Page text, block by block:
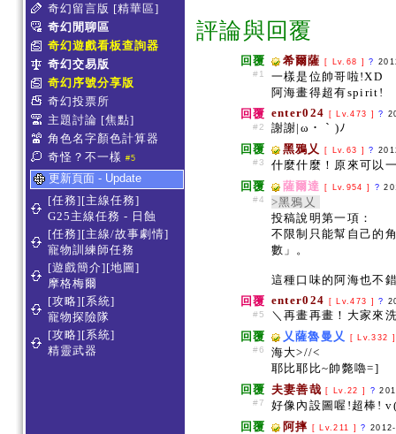
奇幻留言版 [精華區]
奇幻閒聊區
奇幻遊戲看板查詢器
奇幻交易版
奇幻序號分享版
奇幻投票所
主題討論 [焦點]
角色名字顏色計算器
奇怪？不一樣 #5
更新頁面 - Update
[任務][主線任務]
G25主線任務 - 日蝕
[任務][主線/故事劇情]
寵物訓練師任務
[遊戲簡介][地圖]
摩格梅爾
[攻略][系統]
寵物探險隊
[攻略][系統]
精靈武器
評論與回覆
回覆
#1
希爾薩 [ Lv.68 ]?
一樣是位帥哥啦!XD
阿海畫得超有spirit!
回覆
#2
enter024 [ Lv.473 ]?
謝謝|ω・｀)ﾉ
回覆
#3
黑鴉乂 [ Lv.63 ]?
什麼什麼！原來可以
回覆
#4
薩爾達 [ Lv.954 ] ?
>黑鴉乂
投稿說明第一項：
不限制只能幫自己的
數」。
這種口味的阿海也不
回覆
#5
enter024 [ Lv.473 ]?
＼再畫再畫！大家來
回覆
#6
乂薩魯曼乂 [ Lv.332
海大>//<
耶比耶比~帥斃嚕=]
回覆
#7
夫妻善哉 [ Lv.22 ] ?
好像內設圖喔!超棒!
回覆
阿摔 [ Lv.211 ]?